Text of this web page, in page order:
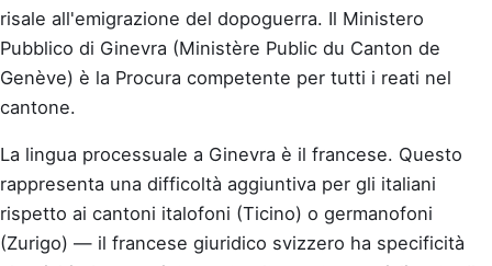
risale all'emigrazione del dopoguerra. Il Ministero
Pubblico di Ginevra (Ministère Public du Canton de
Genève) è la Procura competente per tutti i reati nel
cantone.
La lingua processuale a Ginevra è il francese. Questo
rappresenta una difficoltà aggiuntiva per gli italiani
rispetto ai cantoni italofoni (Ticino) o germanofoni
(Zurigo) — il francese giuridico svizzero ha specificità